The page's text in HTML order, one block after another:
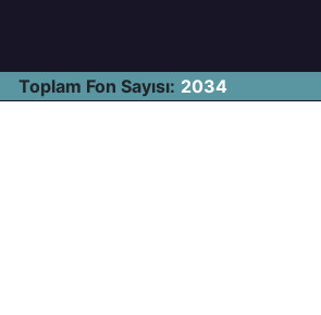
Toplam Fon Sayısı: 2034